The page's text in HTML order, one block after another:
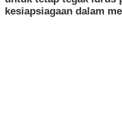
kesiapsiagaan dalam